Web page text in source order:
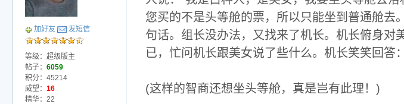
加好友 发短信
等级：超级版主
帖子： 6059
积分：45214
威望： 16
精华：22
您买的不是头等舱的票，所以只能坐到普通舱去
句话。组长没办法，又找来了机长。机长俯身
已，忙问机长跟美女说了些什么。机长笑笑回答
(这样的智商还想坐头等舱，真是岂有此理！)